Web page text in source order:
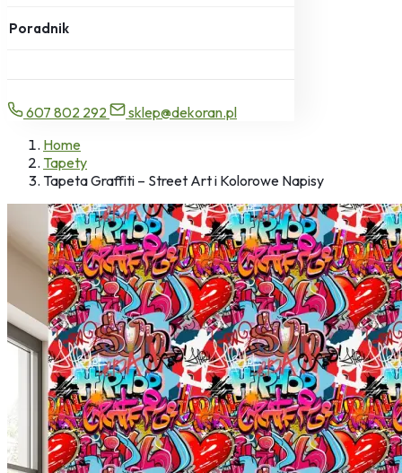
Poradnik
607 802 292
sklep@dekoran.pl
Home
Tapety
Tapeta Graffiti – Street Art i Kolorowe Napisy